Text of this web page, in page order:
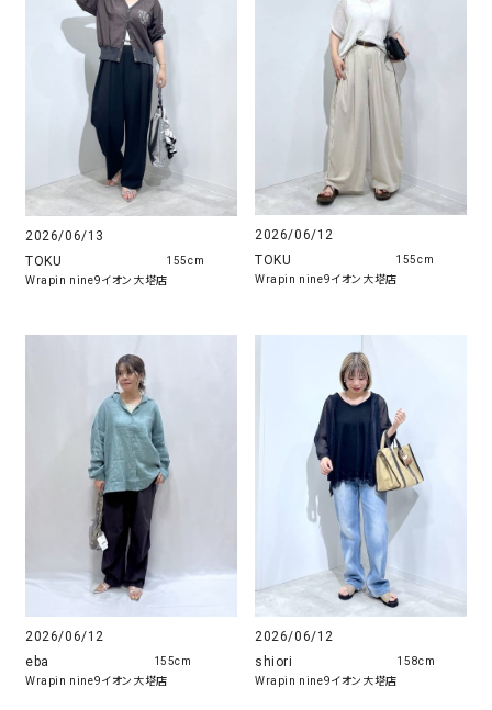
2026/06/13
TOKU
Wrapin nine9イオン大塔店
155cm
2026/06/12
TOKU
Wrapin nine9イオン大塔店
155cm
2026/06/12
eba
Wrapin nine9イオン大塔店
155cm
2026/06/12
shiori
Wrapin nine9イオン大塔店
158cm